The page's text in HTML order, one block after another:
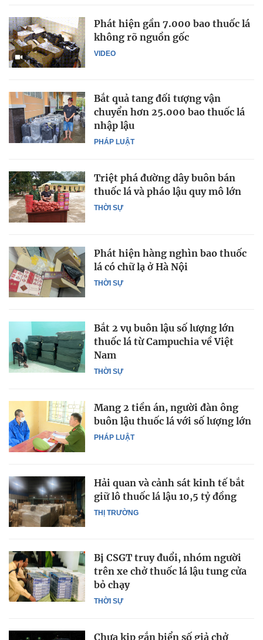
VIDEO
Phát hiện gần 7.000 bao thuốc lá
không rõ nguồn gốc
PHÁP LUẬT
Bắt quả tang đối tượng vận
chuyển hơn 25.000 bao thuốc lá
nhập lậu
THỜI SỰ
Triệt phá đường dây buôn bán
thuốc lá và pháo lậu quy mô lớn
THỜI SỰ
Phát hiện hàng nghìn bao thuốc
lá có chữ lạ ở Hà Nội
THỜI SỰ
Bắt 2 vụ buôn lậu số lượng lớn
thuốc lá từ Campuchia về Việt
Nam
PHÁP LUẬT
Mang 2 tiền án, người đàn ông
buôn lậu thuốc lá với số lượng lớn
THỊ TRƯỜNG
Hải quan và cảnh sát kinh tế bắt
giữ lô thuốc lá lậu 10,5 tỷ đồng
THỜI SỰ
Bị CSGT truy đuổi, nhóm người
trên xe chở thuốc lá lậu tung cửa
bỏ chạy
Chưa kịp gắn biển số giả chở